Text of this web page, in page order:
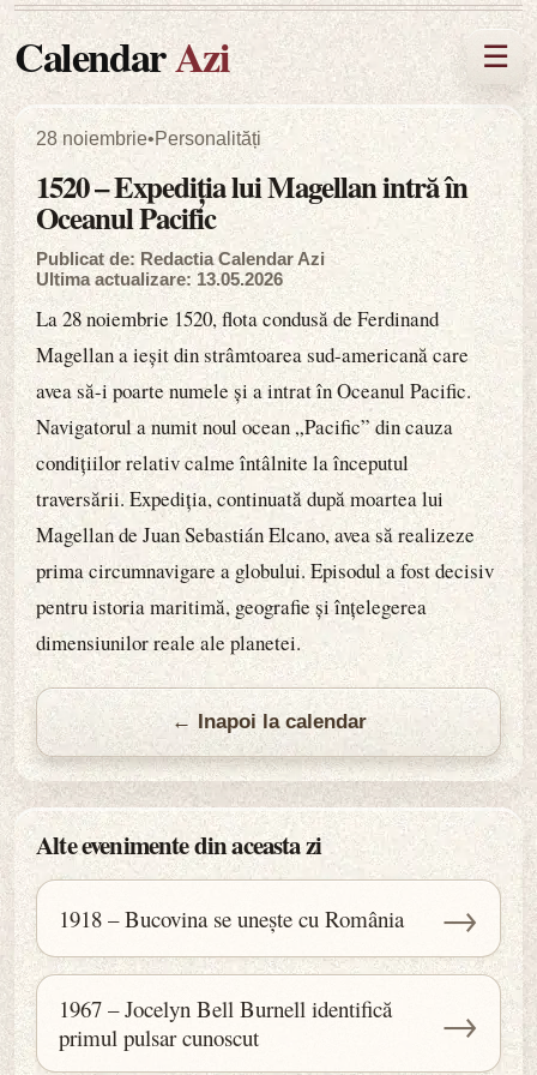
CalendarAzi ☰
28 noiembrie•Personalități
1520 – Expediția lui Magellan intră în
Oceanul Pacific
Publicat de: Redactia Calendar Azi
Ultima actualizare: 13.05.2026
La 28 noiembrie 1520, flota condusă de Ferdinand
Magellan a ieșit din strâmtoarea sud-americană care
avea să-i poarte numele și a intrat în Oceanul Pacific.
Navigatorul a numit noul ocean „Pacific” din cauza
condițiilor relativ calme întâlnite la începutul
traversării. Expediția, continuată după moartea lui
Magellan de Juan Sebastián Elcano, avea să realizeze
prima circumnavigare a globului. Episodul a fost decisiv
pentru istoria maritimă, geografie și înțelegerea
dimensiunilor reale ale planetei.
← Inapoi la calendar
Alte evenimente din aceasta zi
1918 – Bucovina se unește cu România →
1967 – Jocelyn Bell Burnell identifică
primul pulsar cunoscut
→